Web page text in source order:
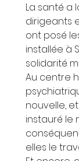
La santé a
dirigeants
ont posé
installée à
solidarité
Au centre
nouvelle,
instauré le
elles le